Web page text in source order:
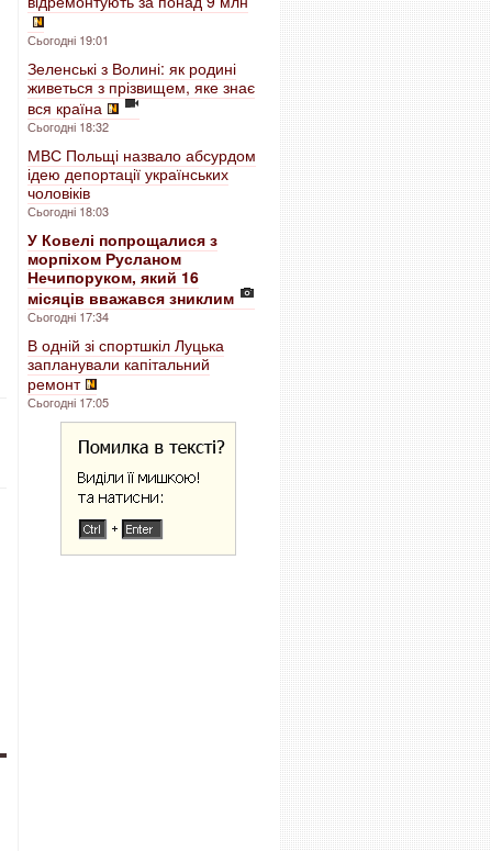
Сьогодні 19:01
Зеленські з Волині: як родині
живеться з прізвищем, яке знає
вся країна
Сьогодні 18:32
МВС Польщі назвало абсурдом
ідею депортації українських
чоловіків
Сьогодні 18:03
У Ковелі попрощалися з
морпіхом Русланом
Нечипоруком, який 16
місяців вважався зниклим
Сьогодні 17:34
В одній зі спортшкіл Луцька
запланували капітальний
ремонт
Сьогодні 17:05